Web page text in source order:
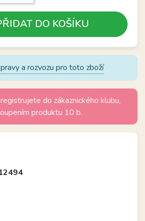
DO KOŠÍKU
a rozvozu pro toto zboží
do zákaznického klubu,
produktu 10 b.